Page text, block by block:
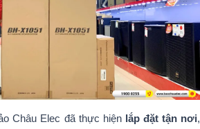
Châu Elec đã thực hiện lắp đặt tận nơi,